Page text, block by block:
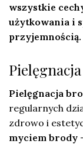
wszystkie
użytkowania i
przyjemnością.
Pielęgnacja
regularnych
zdrowo i
myciem brody